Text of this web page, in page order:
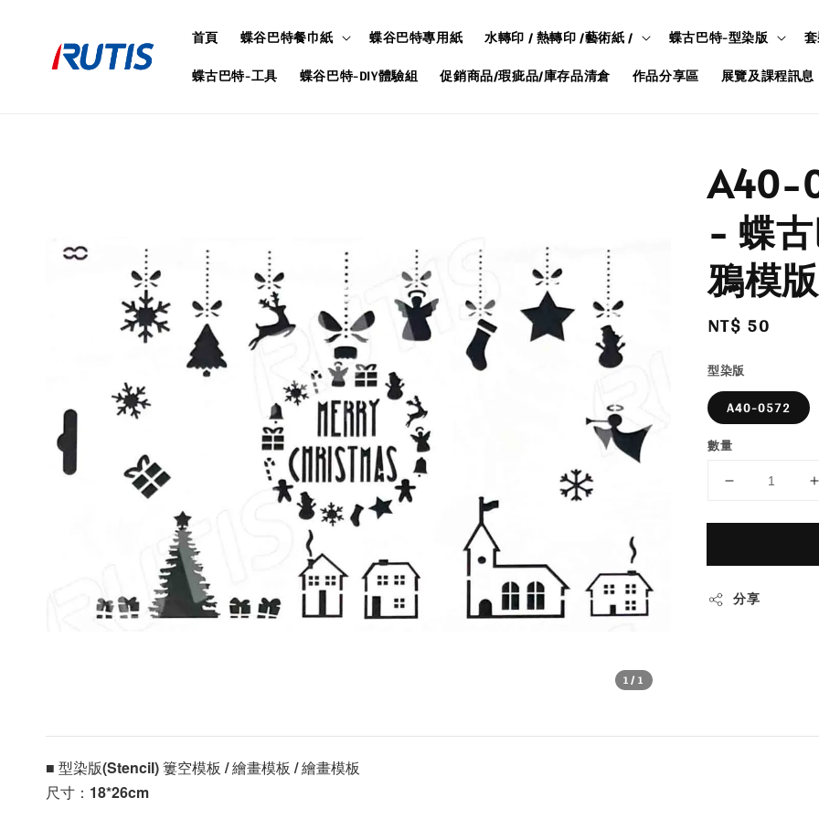
首頁 蝶谷巴特餐巾紙 蝶谷巴特專用紙 水轉印 / 熱轉印 /藝術紙 / 蝶古巴特-型染版
蝶古巴特-工具
蝶谷巴特-DIY體驗組 促銷商品/瑕疵品/庫存品清倉 作品分享區 展覽及課程訊息
1/1
A40-
- 蝶
鴉模
Regular
NT$ 50
型染版
A40-0572
數量
分享
■ 型染版(Stencil) 簍空模板 / 繪畫模板 / 繪畫模板
尺寸： 18*26cm